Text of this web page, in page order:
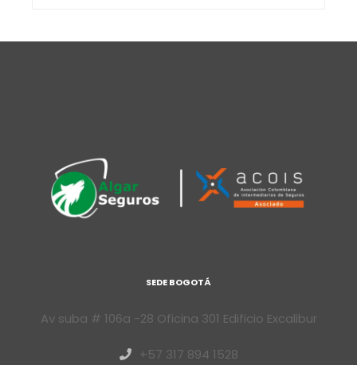
SEDE BOGOTÁ
Av suba # 106a -28 Oficina 301 Edificio Excalibur
+57 317 894 1528